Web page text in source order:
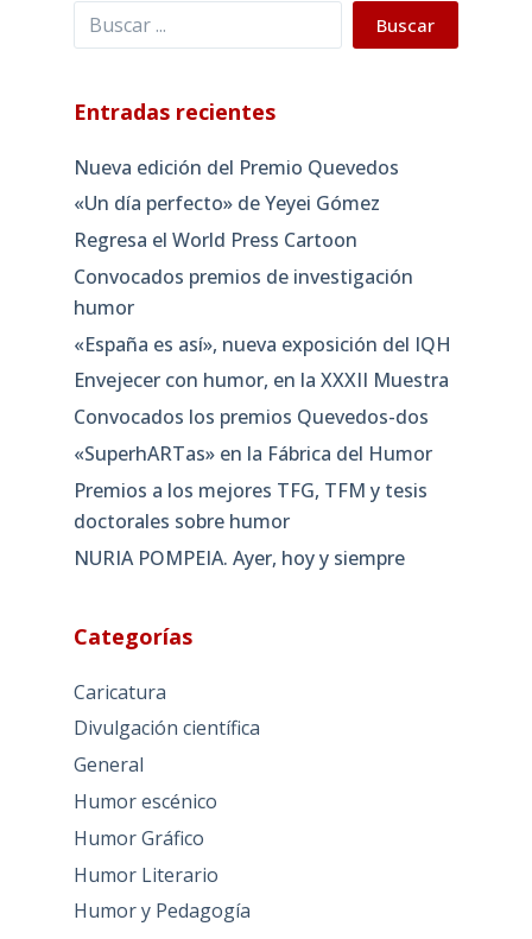
Buscar Buscar
Entradas recientes
Nueva edición del Premio Quevedos
«Un día perfecto» de Yeyei Gómez
Regresa el World Press Cartoon
Convocados premios de investigación
humor
«España es así», nueva exposición del IQH
Envejecer con humor, en la XXXII Muestra
Convocados los premios Quevedos-dos
«SuperhARTas» en la Fábrica del Humor
Premios a los mejores TFG, TFM y tesis
doctorales sobre humor
NURIA POMPEIA. Ayer, hoy y siempre
Categorías
Caricatura
Divulgación científica
General
Humor escénico
Humor Gráfico
Humor Literario
Humor y Pedagogía